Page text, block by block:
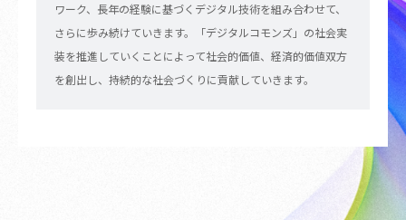
ワーク、長年の経験に基づくデジタル技術を組み合わせて、
さらに歩み続けていきます。「デジタルコモンズ」の社会実
装を推進していくことによって社会的価値、経済的価値双方
を創出し、持続的な社会づくりに貢献していきます。